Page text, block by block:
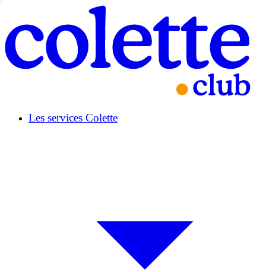
Les services Colette